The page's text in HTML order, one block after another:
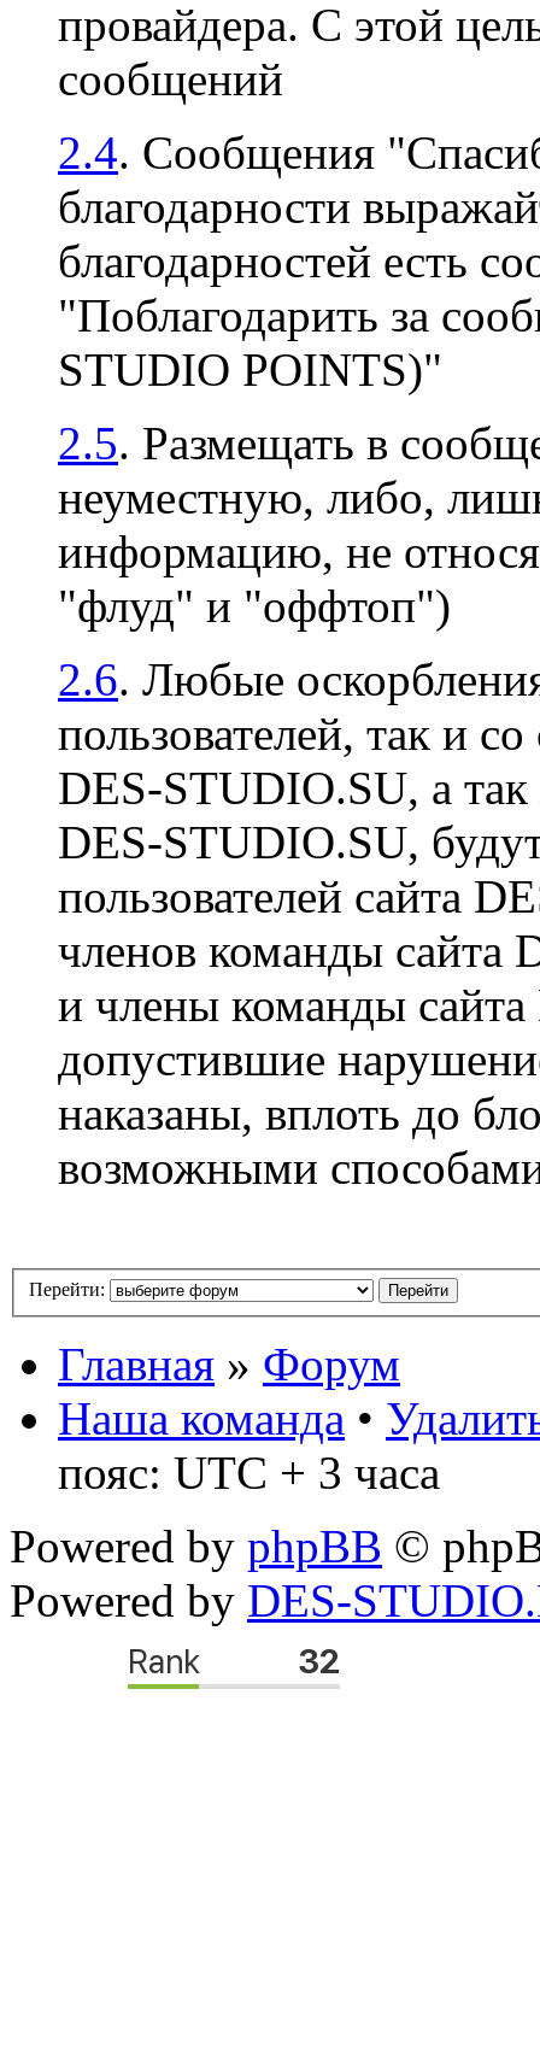
провайдера. С этой
сообщений
2.4. Сообщения
благодарности
благодарностей есть
"Поблагодарить за
STUDIO POINTS)"
2.5. Размещать в
неуместную, либо,
информацию, не
"флуд" и "оффтоп")
2.6. Любые
пользователей, так и
DES-STUDIO.SU, а
DES-STUDIO.SU,
пользователей сайта
членов команды сайта
и члены команды
допустившие
наказаны, вплоть до
возможными
Перейти:
Главная » Форум
Наша команда •
пояс: UTC + 3 часа
Powered by phpBB ©
Powered by DES-